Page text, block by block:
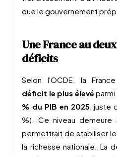
que le gouvernement
Une France au
déficits
Selon l'OCDE, la
déficit le plus élevé
% du PIB en 2025, juste
%). Ce niveau demeure
permettrait de stabiliser
la richesse nationale. La